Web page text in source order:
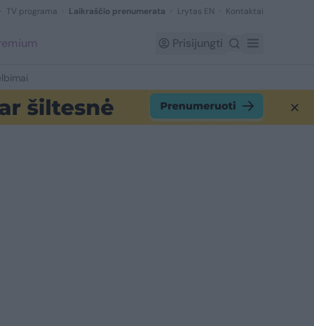
TV programa Laikraščio prenumerata Lrytas EN Kontaktai
Prisijungti